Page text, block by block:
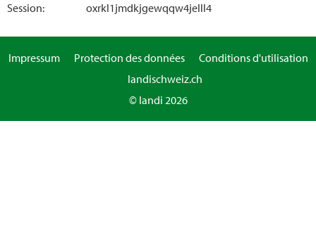
Session:
oxrkl1jmdkjgewqqw4jelll4
Impressum Protection des données
Conditions d'utilisation
landischweiz.ch
© landi 2026